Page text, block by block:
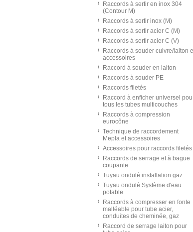
Raccords à sertir en inox 304
(Contour M)
Raccords à sertir inox (M)
Raccords à sertir acier C (M)
Raccords à sertir acier C (V)
Raccords à souder cuivre/laiton
accessoires
Raccord à souder en laiton
Raccords à souder PE
Raccords filetés
Raccord à enficher universel
tous les tubes multicouches
Raccords à compression
eurocône
Technique de raccordement
Mepla et accessoires
Accessoires pour raccords filetés
Raccords de serrage et à bague
coupante
Tuyau ondulé installation gaz
Tuyau ondulé Système d'eau
potable
Raccords à compresser en fonte
malléable pour tube acier,
conduites de cheminée, gaz
Raccord de serrage laiton pour